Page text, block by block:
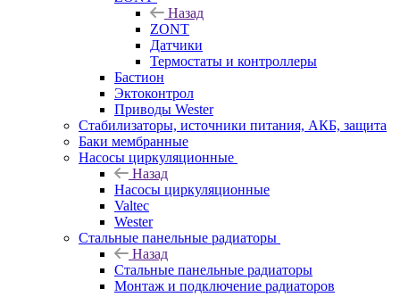
Назад
ZONT
Датчики
Термостаты и контроллеры
Бастион
Эктоконтрол
Приводы Wester
Стабилизаторы, источники питания, АКБ, защита
Баки мембранные
Насосы циркуляционные
Назад
Насосы циркуляционные
Valtec
Wester
Стальные панельные радиаторы
Назад
Стальные панельные радиаторы
Монтаж и подключение радиаторов